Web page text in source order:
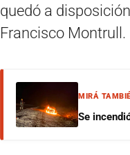
quedó a
Francisco Montrull.
MIRÁ
Se